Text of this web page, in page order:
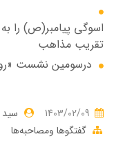
اسوگی پیامبر(ص) را
تقریب مذاهب
درسومین نشست
گفتگوها ومصاحبه‌ها